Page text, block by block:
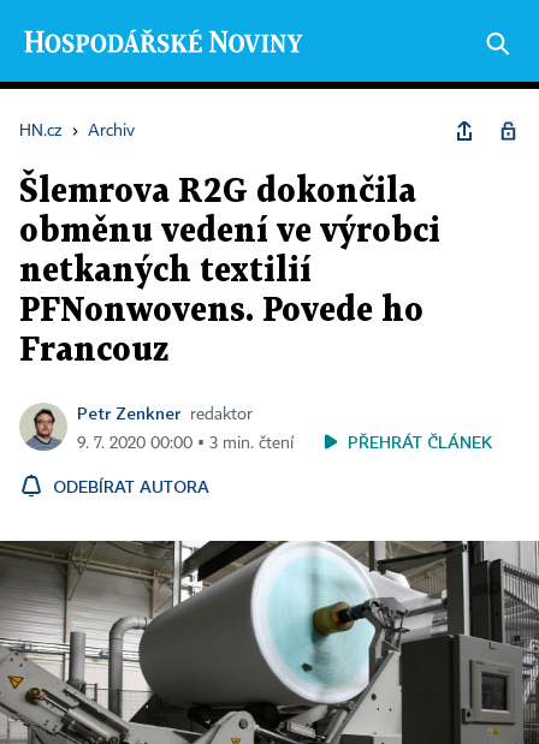
HN.cz › Archiv
Šlemrova R2G dokončila
obměnu vedení ve výrobci
netkaných textilií
PFNonwovens. Povede ho
Francouz
Petr Zenkner
redaktor
9. 7. 2020 00:00 ▪ 3 min. čtení
PŘEHRÁT ČLÁNEK
ODEBÍRAT AUTORA